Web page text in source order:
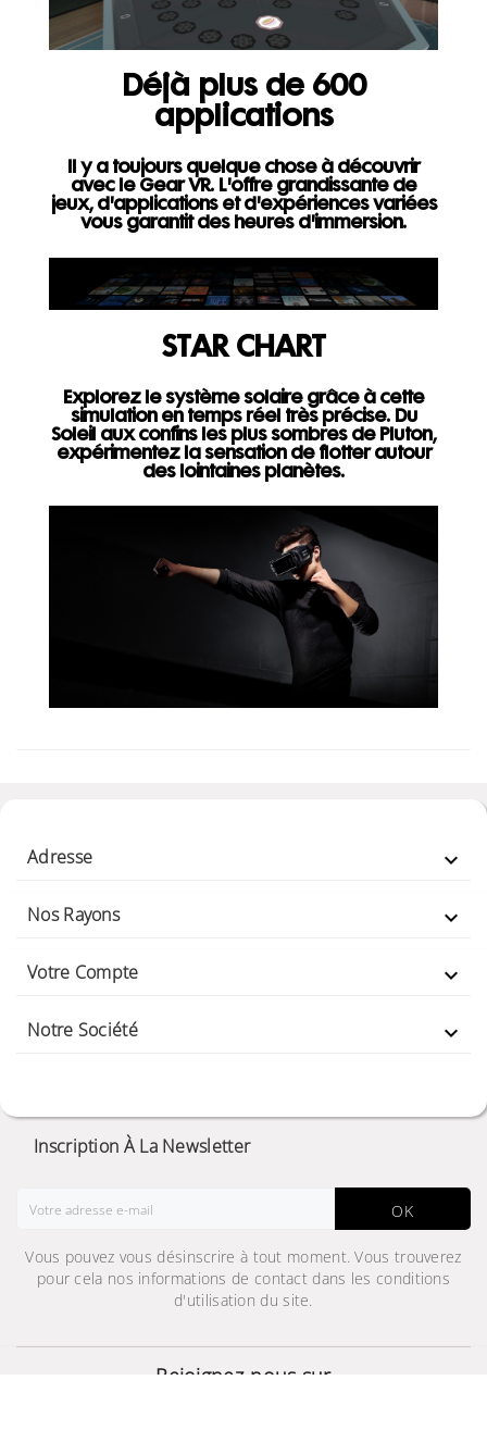
Déjà plus de 600
applications
Il y a toujours quelque chose à découvrir
avec le Gear VR. L'offre grandissante de
jeux, d'applications et d'expériences variées
vous garantit des heures d'immersion.
STAR CHART
Explorez le système solaire grâce à cette
simulation en temps réel très précise. Du
Soleil aux confins les plus sombres de Pluton,
expérimentez la sensation de flotter autour
des lointaines planètes.
Contrôleur
Adresse 
Nos Rayons 
Votre Compte 
Notre Société 
Inscription À La Newsletter
OK
Vous pouvez vous désinscrire à tout moment. Vous trouverez
pour cela nos informations de contact dans les conditions
d'utilisation du site.
Rejoignez-nous sur